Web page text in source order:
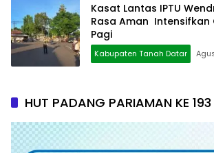
Kasat Lantas IPTU
Rasa Aman Intensifkan
Pagi
Kabupaten Tanah Datar
HUT PADANG PARIAMAN KE 193